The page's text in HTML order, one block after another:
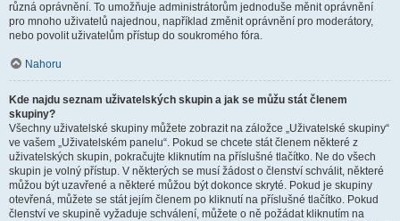
různá oprávnění. To umožňuje administrátorům jednoduše měnit oprávnění
pro mnoho uživatelů najednou, například změnit oprávnění pro moderátory,
nebo povolit uživatelům přístup do soukromého fóra.
Nahoru
Kde najdu seznam uživatelských skupin a jak se můžu stát členem
skupiny?
Všechny uživatelské skupiny můžete zobrazit na záložce „Uživatelské skupiny“
ve vašem „Uživatelském panelu“. Pokud se chcete stát členem některé z
uživatelských skupin, pokračujte kliknutím na příslušné tlačítko. Ne do všech
skupin je volný přístup. V některých se musí žádost o členství schválit, některé
můžou být uzavřené a některé můžou být dokonce skryté. Pokud je skupiny
otevřená, můžete se stát jejím členem po kliknutí na příslušné tlačítko. Pokud
členství ve skupině vyžaduje schválení, můžete o ně požádat kliknutím na